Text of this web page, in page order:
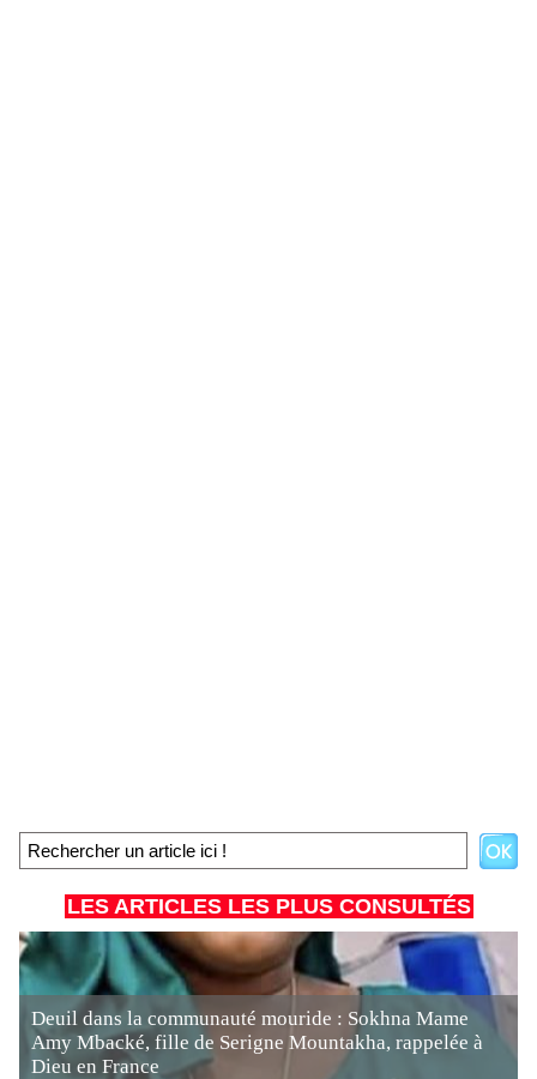
LES ARTICLES LES PLUS CONSULTÉS
Deuil dans la communauté mouride : Sokhna Mame
Amy Mbacké, fille de Serigne Mountakha, rappelée à
Dieu en France